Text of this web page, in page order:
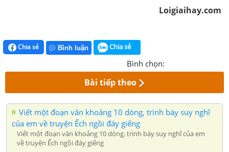
Loigiaihay.com
Chia sẻ Bình luận Chia sẻ
Bình chọn:
Bài tiếp theo
Viết một đoạn văn khoảng 10 dòng, trình bày suy nghĩ
của em về truyện Ếch ngồi đáy giếng
Viết một đoạn văn khoảng 10 dòng, trình bày suy nghĩ của em
về truyện Ếch ngồi đáy giếng